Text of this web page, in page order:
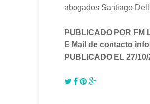
abogados Santiago
PUBLICADO POR FM
E Mail de contacto
PUBLICADO EL 27/10/